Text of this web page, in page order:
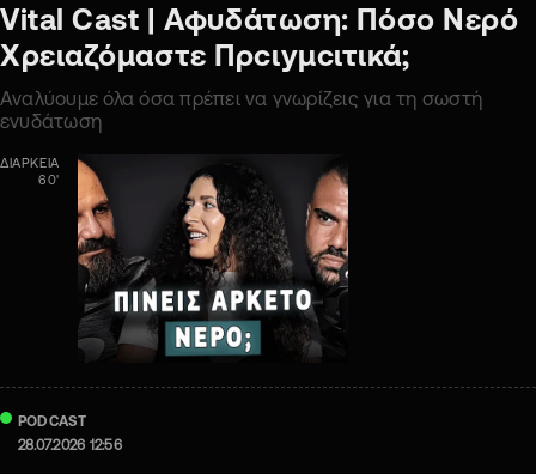
Vital Cast | Αφυδάτωση: Πόσο Νερό
Χρειαζόμαστε Πρcιyμcιτικά;
Αναλύουμε όλα όσα πρέπει να γνωρίζεις για τη σωστή
ενυδάτωση
ΔΙΑΡΚΕΙΑ
60'
PODCAST
28.07.2026 12:56